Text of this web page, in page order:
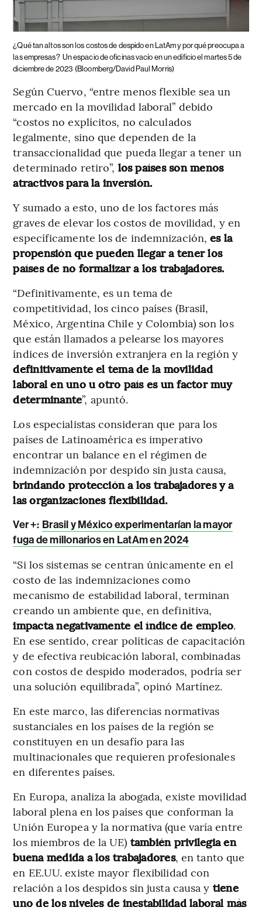
¿Qué tan altos son los costos de despido en LatAm y por qué preocupa a
las empresas? Un espacio de oficinas vacío en un edificio el martes 5 de
diciembre de 2023 (Bloomberg/David Paul Morris)
Según Cuervo, “entre menos flexible sea un
mercado en la movilidad laboral” debido
“costos no explícitos, no calculados
legalmente, sino que dependen de la
transaccionalidad que pueda llegar a tener un
determinado retiro”, los países son menos
atractivos para la inversión.
Y sumado a esto, uno de los factores más
graves de elevar los costos de movilidad, y en
específicamente los de indemnización,es la
propensión que pueden llegar a tener los
países de no formalizar a los trabajadores.
“Definitivamente, es un tema de
competitividad, los cinco países (Brasil,
México, Argentina Chile y Colombia) son los
que están llamados a pelearse los mayores
índices de inversión extranjera en la región y
definitivamente el tema de la movilidad
laboral en uno u otro país es un factor muy
determinante”, apuntó.
Los especialistas consideran que para los
países de Latinoamérica es imperativo
encontrar un balance en el régimen de
indemnización por despido sin justa causa,
brindando protección a los trabajadores y a
las organizaciones flexibilidad.
Ver +: Brasil y México experimentarían la mayor
fuga de millonarios en LatAm en 2024
“Si los sistemas se centran únicamente en el
costo de las indemnizaciones como
mecanismo de estabilidad laboral, terminan
creando un ambiente que, en definitiva,
impacta negativamente el índice de empleo.
En ese sentido, crear políticas de capacitación
y de efectiva reubicación laboral, combinadas
con costos de despido moderados, podría ser
una solución equilibrada”, opinó Martínez.
En este marco, las diferencias normativas
sustanciales en los países de la región se
constituyen en un desafío para las
multinacionales que requieren profesionales
en diferentes países.
En Europa, analiza la abogada, existe movilidad
laboral plena en los países que conforman la
Unión Europea y la normativa (que varía entre
los miembros de la UE) también privilegia en
buena medida a los trabajadores, en tanto que
en EE.UU. existe mayor flexibilidad con
relación a los despidos sin justa causa y tiene
uno de los niveles de inestabilidad laboral más